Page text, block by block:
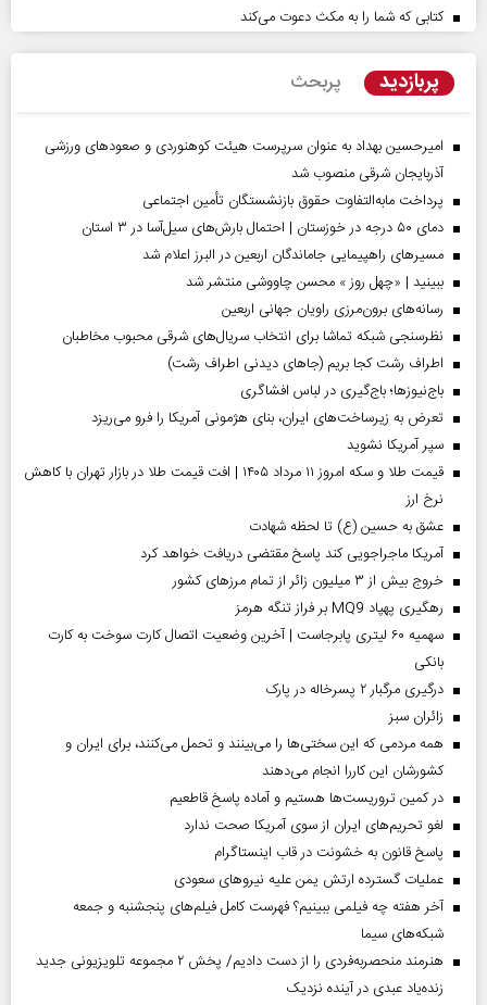
کتابی که شما را به مکث دعوت می‌کند
پربازدید پربحث
امیرحسین بهداد به عنوان سرپرست هیئت کوهنوردی و صعودهای ورزشی
آذربایجان شرقی منصوب شد
پرداخت مابه‌التفاوت حقوق بازنشستگان تأمین اجتماعی
دمای ۵۰ درجه در خوزستان | احتمال بارش‌های سیل‌آسا در ۳ استان
مسیر‌های راهپیمایی جاماندگان اربعین در البرز اعلام شد
ببینید | «چهل روز » محسن چاووشی منتشر شد
رسانه‌های برون‌مرزی راویان جهانی اربعین
نظرسنجی شبکه تماشا برای انتخاب سریال‌های شرقی محبوب مخاطبان
اطراف رشت کجا بریم (جاهای دیدنی اطراف رشت)
باج‌نیوزها؛ باج‌گیری در لباس افشاگری
تعرض به زیرساخت‌های ایران، بنای هژمونی آمریکا را فرو می‌ریزد
سپر آمریکا نشوید
قیمت طلا و سکه امروز ۱۱ مرداد ۱۴۰۵ | افت قیمت طلا در بازار تهران با کاهش
نرخ ارز
عشق به حسین (ع) تا لحظه شهادت
آمریکا ماجراجویی کند پاسخ مقتضی دریافت خواهد کرد
خروج بیش از ۳ میلیون زائر از تمام مرز‌های کشور
رهگیری پهپاد MQ9 بر فراز تنگه هرمز
سهمیه ۶۰ لیتری پابرجاست | آخرین وضعیت اتصال کارت سوخت به کارت
بانکی
درگیری مرگبار ۲ پسرخاله در پارک
‌زائران سبز
همه مردمی که این سختی‌ها را می‌بینند و تحمل می‌کنند، برای ایران و
کشورشان این کاررا انجام می‌دهند
در کمین تروریست‌ها هستیم و آماده پاسخ قاطعیم
لغو تحریم‌های ایران از سوی آمریکا صحت ندارد
پاسخ قانون به خشونت در قاب اینستاگرام
عملیات گسترده ارتش یمن علیه نیروهای سعودی
آخر هفته چه فیلمی ببینیم؟ فهرست کامل فیلم‌های پنجشنبه و جمعه
شبکه‌های سیما
هنرمند منحصر‌به‌فردی را از دست دادیم/ پخش ۲ مجموعه تلویزیونی جدید
زنده‌یاد عبدی در آینده نزدیک